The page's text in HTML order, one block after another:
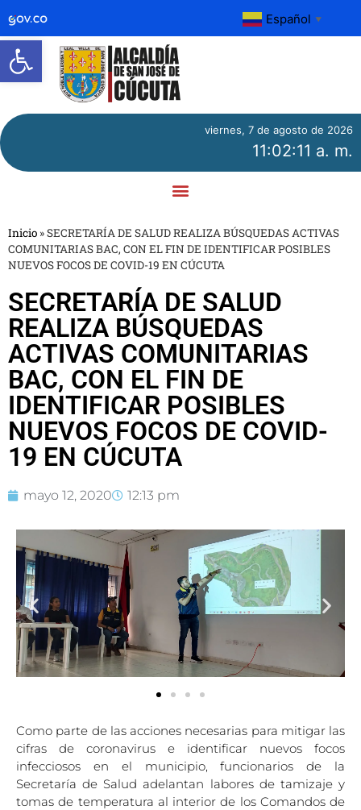
Abrir barra de herramientas
Español ▼
viernes, 7 de agosto de 2026
11:02:11 a. m.
Inicio »SECRETARÍA DE SALUD REALIZA BÚSQUEDAS ACTIVAS
COMUNITARIAS BAC, CON EL FIN DE IDENTIFICAR POSIBLES
NUEVOS FOCOS DE COVID-19 EN CÚCUTA
SECRETARÍA DE SALUD
REALIZA BÚSQUEDAS
ACTIVAS COMUNITARIAS
BAC, CON EL FIN DE
IDENTIFICAR POSIBLES
NUEVOS FOCOS DE COVID-
19 EN CÚCUTA
mayo 12, 2020 12:13 pm
Como parte de las acciones necesarias para mitigar las
cifras de coronavirus e identificar nuevos focos
infecciosos en el municipio, funcionarios de la
Secretaría de Salud adelantan labores de tamizaje y
tomas de temperatura al interior de los Comandos de